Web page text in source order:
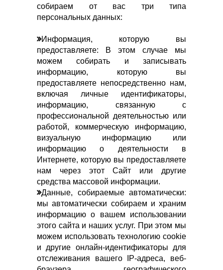
собираем от вас три типа
персональных данных:
Информация, которую вы
предоставляете: В этом случае мы
можем собирать и записывать
информацию, которую вы
предоставляете непосредственно нам,
включая личные идентификаторы,
информацию, связанную с
профессиональной деятельностью или
работой, коммерческую информацию,
визуальную информацию или
информацию о деятельности в
Интернете, которую вы предоставляете
нам через этот Сайт или другие
средства массовой информации.
Данные, собираемые автоматически:
мы автоматически собираем и храним
информацию о вашем использовании
этого сайта и наших услуг. При этом мы
можем использовать технологию cookie
и другие онлайн-идентификаторы для
отслеживания вашего IP-адреса, веб-